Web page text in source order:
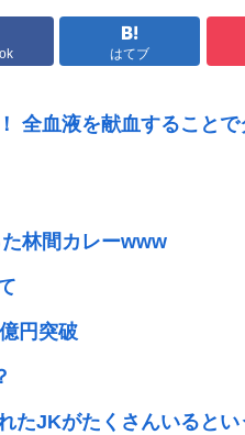
はてブ
全血液を献血すること
た林間カレーwww
円突破
たJKがたくさんいると